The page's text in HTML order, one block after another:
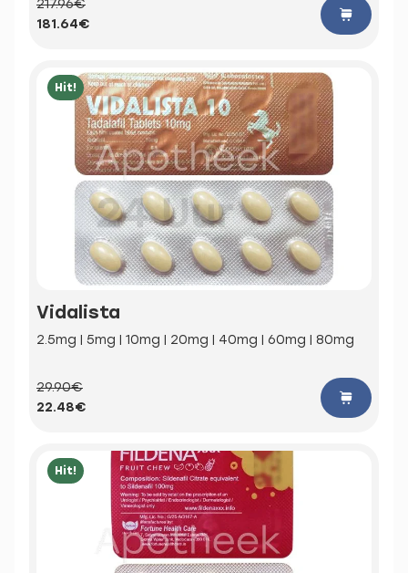
217.96€
181.64€
Hit!
Vidalista
2.5mg | 5mg | 10mg | 20mg | 40mg | 60mg | 80mg
29.90€
22.48€
Hit!